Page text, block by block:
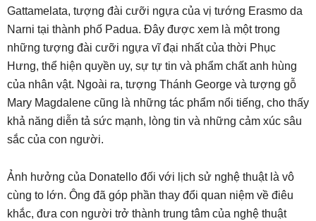
Gattamelata, tượng đài cưỡi ngựa của vị tướng Erasmo da
Narni tại thành phố Padua. Đây được xem là một trong
những tượng đài cưỡi ngựa vĩ đại nhất của thời Phục
Hưng, thể hiện quyền uy, sự tự tin và phẩm chất anh hùng
của nhân vật. Ngoài ra, tượng Thánh George và tượng gỗ
Mary Magdalene cũng là những tác phẩm nổi tiếng, cho thấy
khả năng diễn tả sức mạnh, lòng tin và những cảm xúc sâu
sắc của con người.
Ảnh hưởng của Donatello đối với lịch sử nghệ thuật là vô
cùng to lớn. Ông đã góp phần thay đổi quan niệm về điêu
khắc, đưa con người trở thành trung tâm của nghệ thuật